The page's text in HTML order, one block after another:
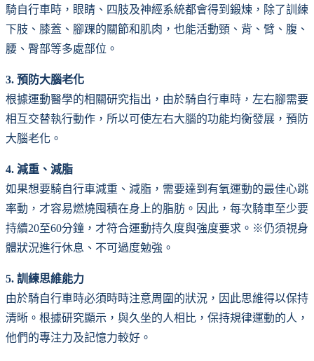
騎自行車時，眼睛、四肢及神經系統都會得到鍛煉，除了訓練
下肢、膝蓋、腳踝的關節和肌肉，也能活動頸、背、臂、腹、
腰、臀部等多處部位。
3. 預防大腦老化
根據運動醫學的相關研究指出，由於騎自行車時，左右腳需要
相互交替執行動作，所以可使左右大腦的功能均衡發展，預防
大腦老化。
4. 減重、減脂
如果想要騎自行車減重、減脂，需要達到有氧運動的最佳心跳
率動，才容易燃燒囤積在身上的脂肪。因此，每次騎車至少要
持續20至60分鐘，才符合運動持久度與強度要求。※仍須視身
體狀況進行休息、不可過度勉強。
5. 訓練思維能力
由於騎自行車時必須時時注意周圍的狀況，因此思維得以保持
清晰。根據研究顯示，與久坐的人相比，保持規律運動的人，
他們的專注力及記憶力較好。